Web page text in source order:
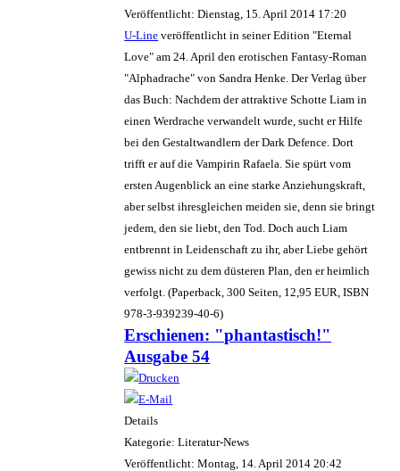
Veröffentlicht: Dienstag, 15. April 2014 17:20
U-Line veröffentlicht in seiner Edition "Eternal
Love" am 24. April den erotischen Fantasy-Roman
"Alphadrache" von Sandra Henke. Der Verlag über
das Buch: Nachdem der attraktive Schotte Liam in
einen Werdrache verwandelt wurde, sucht er Hilfe
bei den Gestaltwandlern der Dark Defence. Dort
trifft er auf die Vampirin Rafaela. Sie spürt vom
ersten Augenblick an eine starke Anziehungskraft,
aber selbst ihresgleichen meiden sie, denn sie bringt
jedem, den sie liebt, den Tod. Doch auch Liam
entbrennt in Leidenschaft zu ihr, aber Liebe gehört
gewiss nicht zu dem düsteren Plan, den er heimlich
verfolgt. (Paperback, 300 Seiten, 12,95 EUR, ISBN
978-3-939239-40-6)
Erschienen: "phantastisch!"
Ausgabe 54
Details
Kategorie: Literatur-News
Veröffentlicht: Montag, 14. April 2014 20:42